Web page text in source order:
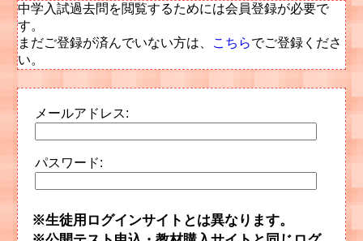
中学入試過去問を閲覧するためには会員登録が必要で
す。
まだご登録が済んでいない方は、 こちらでご登録くださ
い。
メールアドレス:
パスワード:
生徒用ログインサイトとは異なります。